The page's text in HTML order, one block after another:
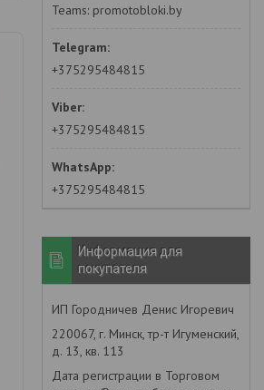
Teams: promotobloki.by
+375295484815
+375295484815
+375295484815
Информация для
покупателя
ИП Городничев Денис Игоревич
220067, г. Минск, тр-т Игуменский,
д. 13, кв. 113
Дата регистрации в Торговом